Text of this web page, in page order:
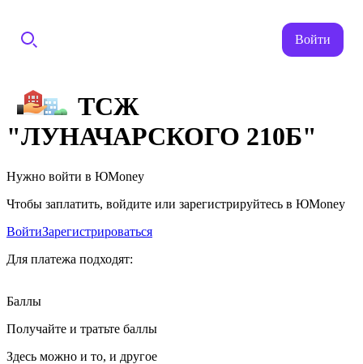
Войти
ТСЖ
"ЛУНАЧАРСКОГО 210Б"
Нужно войти в ЮMoney
Чтобы заплатить, войдите или зарегистрируйтесь в ЮMoney
ВойтиЗарегистрироваться
Для платежа подходят:
Баллы
Получайте и тратьте баллы
Здесь можно и то, и другое